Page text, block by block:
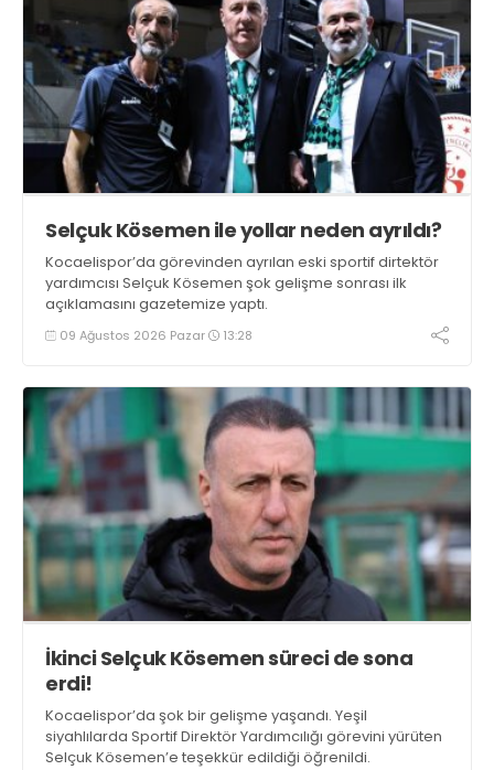
Selçuk Kösemen ile yollar neden ayrıldı?
Kocaelispor’da görevinden ayrılan eski sportif dirtektör
yardımcısı Selçuk Kösemen şok gelişme sonrası ilk
açıklamasını gazetemize yaptı.
09 Ağustos 2026 Pazar 13:28
İkinci Selçuk Kösemen süreci de sona
erdi!
Kocaelispor’da şok bir gelişme yaşandı. Yeşil
siyahlılarda Sportif Direktör Yardımcılığı görevini yürüten
Selçuk Kösemen’e teşekkür edildiği öğrenildi.